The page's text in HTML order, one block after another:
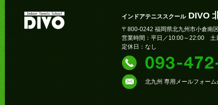
インドアテニススクール DIVO
〒800-0242 福岡県北九州市小倉南
営業時間：平日／10:00～22:00 土
定休日：なし
北九州 専用メールフォー